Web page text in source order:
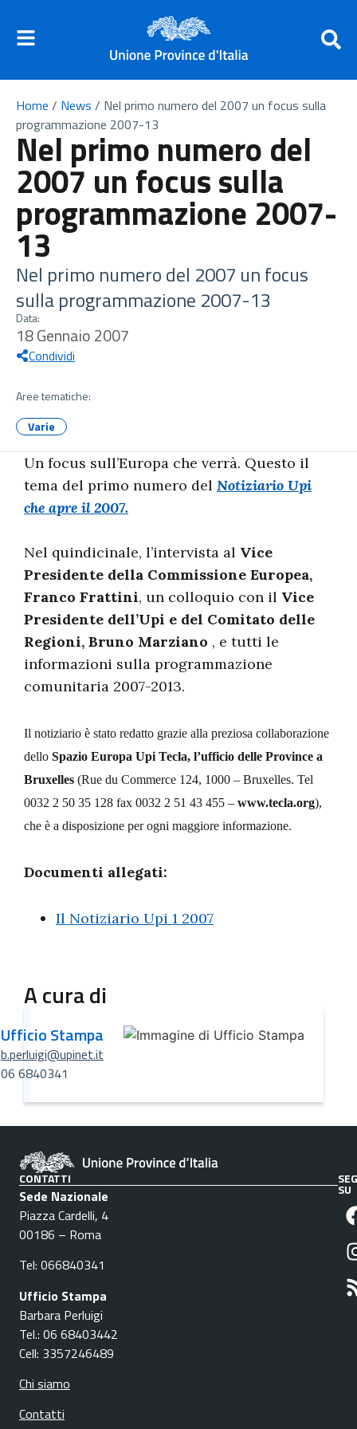
Home / News / Nel primo numero del 2007 un focus sulla
programmazione 2007-13
Nel primo numero del
2007 un focus sulla
programmazione 2007-
13
Nel primo numero del 2007 un focus
sulla programmazione 2007-13
Data:
18 Gennaio 2007
Condividi
Aree tematiche:
Varie
Un focus sull’Europa che verrà. Questo il
tema del primo numero del Notiziario Upi
che apre il 2007.
Nel quindicinale, l’intervista al Vice
Presidente della Commissione Europea,
Franco Frattini, un colloquio con il Vice
Presidente dell’Upi e del Comitato delle
Regioni, Bruno Marziano , e tutti le
informazioni sulla programmazione
comunitaria 2007-2013.
Il notiziario è stato redatto grazie alla preziosa collaborazione
dello Spazio Europa Upi Tecla, l’ufficio delle Province a
Bruxelles (Rue du Commerce 124, 1000 – Bruxelles. Tel
0032 2 50 35 128 fax 0032 2 51 43 455 – www.tecla.org),
che è a disposizione per ogni maggiore informazione.
Documenti allegati:
Il Notiziario Upi 1 2007
A cura di
Ufficio Stampa
b.perluigi@upinet.it
06 6840341
CONTATTI
Sede Nazionale
Piazza Cardelli, 4
00186 – Roma
Tel: 066840341
Ufficio Stampa
Barbara Perluigi
Tel.: 06 68403442
Cell: 3357246489
Chi siamo
Contatti
SU